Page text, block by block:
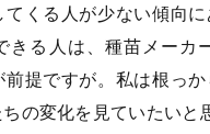
くる人が少ない傾向
きる人は、種苗メーカ
提ですが。私は根っ
の変化を見ていたいと